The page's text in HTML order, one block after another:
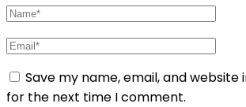
Save my name, email, and website
for the next time I comment.